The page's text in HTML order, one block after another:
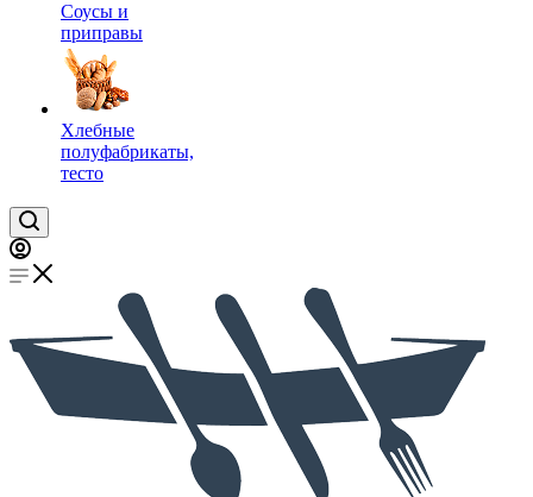
Соусы и
приправы
Хлебные
полуфабрикаты,
тесто